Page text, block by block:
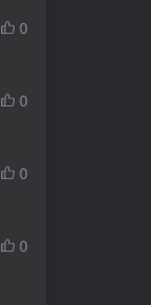
0
0
0
0